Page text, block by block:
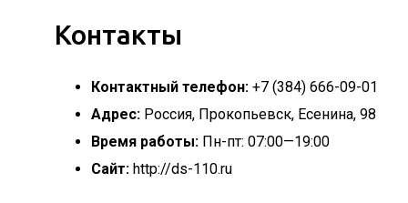
Контакты
Контактный телефон: +7 (384) 666-09-01
Адрес: Россия, Прокопьевск, Есенина, 98
Время работы: Пн-пт: 07:00—19:00
Сайт: http://ds-110.ru